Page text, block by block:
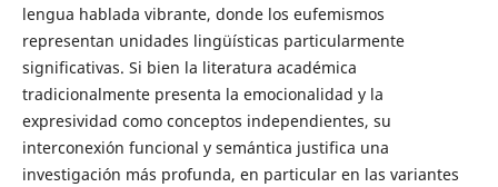
lengua hablada vibrante, donde los eufemismos
representan unidades lingüísticas particularmente
significativas. Si bien la literatura académica
tradicionalmente presenta la emocionalidad y la
expresividad como conceptos independientes, su
interconexión funcional y semántica justifica una
investigación más profunda, en particular en las variantes